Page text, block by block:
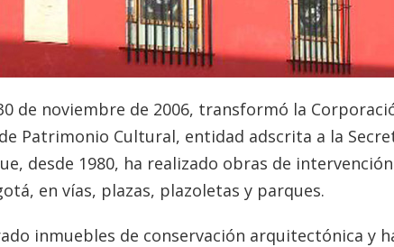
de noviembre de 2006, transformó la
Patrimonio Cultural, entidad adscrita a la
desde 1980, ha realizado obras de
en vías, plazas, plazoletas y parques.
inmuebles de conservación arquitectónica y